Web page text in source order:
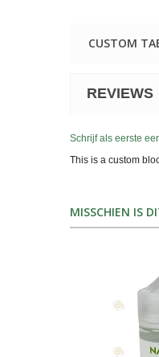
CUSTOM
REVIEWS
Schrijf als eerste
This is a custom
MISSCHIEN IS